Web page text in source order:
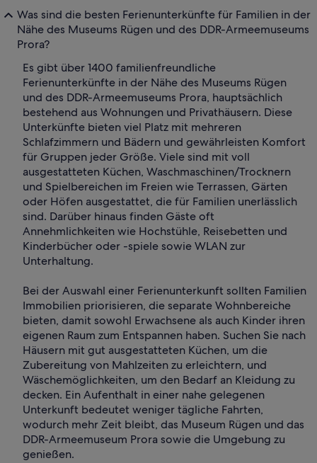
Was sind die besten Ferienunterkünfte für Familien in der
Nähe des Museums Rügen und des DDR-Armeemuseums
Prora?
Es gibt über 1400 familienfreundliche
Ferienunterkünfte in der Nähe des Museums Rügen
und des DDR-Armeemuseums Prora, hauptsächlich
bestehend aus Wohnungen und Privathäusern. Diese
Unterkünfte bieten viel Platz mit mehreren
Schlafzimmern und Bädern und gewährleisten Komfort
für Gruppen jeder Größe. Viele sind mit voll
ausgestatteten Küchen, Waschmaschinen/Trocknern
und Spielbereichen im Freien wie Terrassen, Gärten
oder Höfen ausgestattet, die für Familien unerlässlich
sind. Darüber hinaus finden Gäste oft
Annehmlichkeiten wie Hochstühle, Reisebetten und
Kinderbücher oder -spiele sowie WLAN zur
Unterhaltung.
Bei der Auswahl einer Ferienunterkunft sollten Familien
Immobilien priorisieren, die separate Wohnbereiche
bieten, damit sowohl Erwachsene als auch Kinder ihren
eigenen Raum zum Entspannen haben. Suchen Sie nach
Häusern mit gut ausgestatteten Küchen, um die
Zubereitung von Mahlzeiten zu erleichtern, und
Wäschemöglichkeiten, um den Bedarf an Kleidung zu
decken. Ein Aufenthalt in einer nahe gelegenen
Unterkunft bedeutet weniger tägliche Fahrten,
wodurch mehr Zeit bleibt, das Museum Rügen und das
DDR-Armeemuseum Prora sowie die Umgebung zu
genießen.